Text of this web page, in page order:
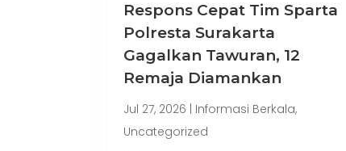
Respons Cepat Tim Sparta
Polresta Surakarta
Gagalkan Tawuran, 12
Remaja Diamankan
Jul 27, 2026 Informasi Berkala,
Uncategorized